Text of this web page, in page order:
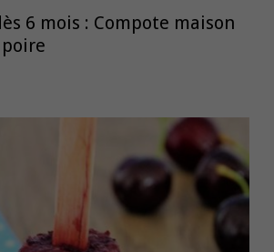
6 mois : Compote maison